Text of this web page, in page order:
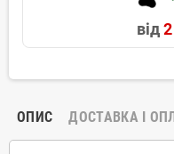
від
ОПИС ДОСТАВКА І